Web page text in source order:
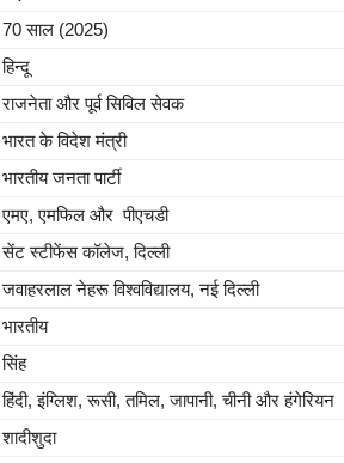
70 साल (2025)
हिन्दू
राजनेता और पूर्व सिविल सेवक
भारत के विदेश मंत्री
भारतीय जनता पार्टी
एमए, एमफिल और पीएचडी
सेंट स्टीफेंस कॉलेज, दिल्ली
जवाहरलाल नेहरू विश्वविद्यालय, नई दिल्ली
भारतीय
सिंह
हिंदी, इंग्लिश, रूसी, तमिल, जापानी, चीनी और हंगेरियन
शादीशुदा